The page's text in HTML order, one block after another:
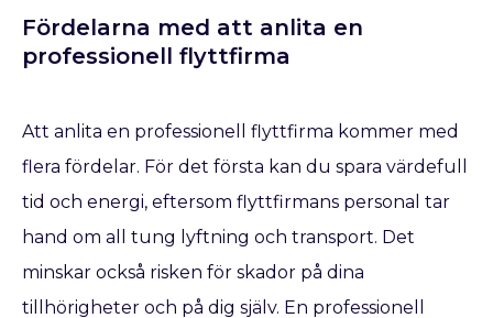
Fördelarna med att anlita en
professionell flyttfirma
Att anlita en professionell flyttfirma kommer med
flera fördelar. För det första kan du spara värdefull
tid och energi, eftersom flyttfirmans personal tar
hand om all tung lyftning och transport. Det
minskar också risken för skador på dina
tillhörigheter och på dig själv. En professionell